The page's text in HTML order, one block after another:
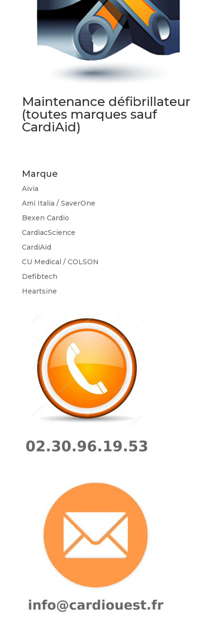
Maintenance défibrillateur
(toutes marques sauf
CardiAid)
Marque
Aivia
Ami Italia / SaverOne
Bexen Cardio
CardiacScience
CardiAid
CU Medical / COLSON
Defibtech
Heartsine